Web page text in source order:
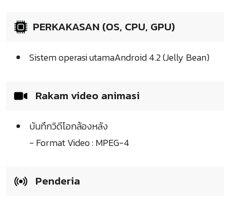
PERKAKASAN (OS, CPU, GPU)
Sistem operasi utamaAndroid 4.2 (Jelly Bean)
Rakam video animasi
บันทึกวิดีโอกล้องหลัง
- Format Video : MPEG-4
Penderia